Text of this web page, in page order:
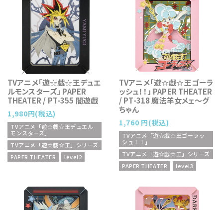
TVアニメ「遊☆戯☆王デュエ
ルモンスターズ」 PAPER
THEATER / PT-355 闇遊戯
1,980円(税込)
TVアニメ「遊☆戯☆王デュエル
モンスターズ」
TVアニメ「遊☆戯☆王」シリーズ
PAPER THEATER
level2
TVアニメ「遊☆戯☆王ゴーラ
ッシュ！！」 PAPER THEATER
/ PT-318 魔法羊女メェ〜グ
ちゃん
1,760 円(税込)
TVアニメ「遊☆戯☆王ゴーラッ
シュ！！」
TVアニメ「遊☆戯☆王」シリーズ
PAPER THEATER
level3